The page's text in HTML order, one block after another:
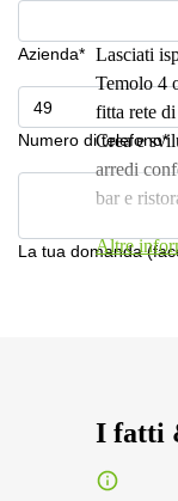
Azienda*
Numero di telefono*
La tua domanda
Lasciati
Temolo 4
fitta rete
Crea e
arredi
bar e
Altre
I fatti